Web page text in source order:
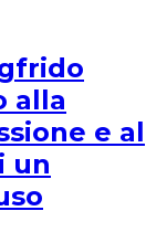
alla
e al
un